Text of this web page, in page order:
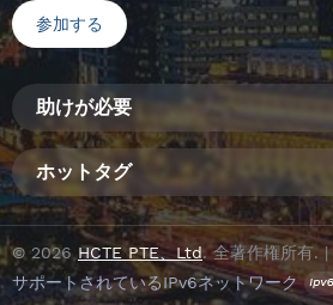
助けが必要
ホットタグ
© 2026 HCTE PTE、Ltd. 全著作権所有. |
サポートされているIPv6ネットワーク